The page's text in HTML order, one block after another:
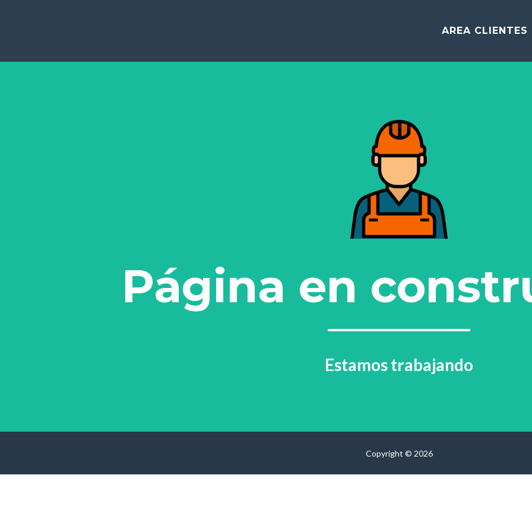
AREA CLIENTES
Página en
Estamos trabajando
Copyright © 2026